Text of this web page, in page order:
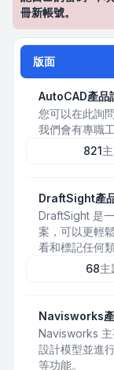
冊新帳號。
版面
AutoCAD產品
您可以在此詢
我們會有專職
821
DraftSight產
DraftSight 是
案，可以更輕
看和標記任何
68主
Navisworks
Navisworks 主
設計模型並進
等功能。